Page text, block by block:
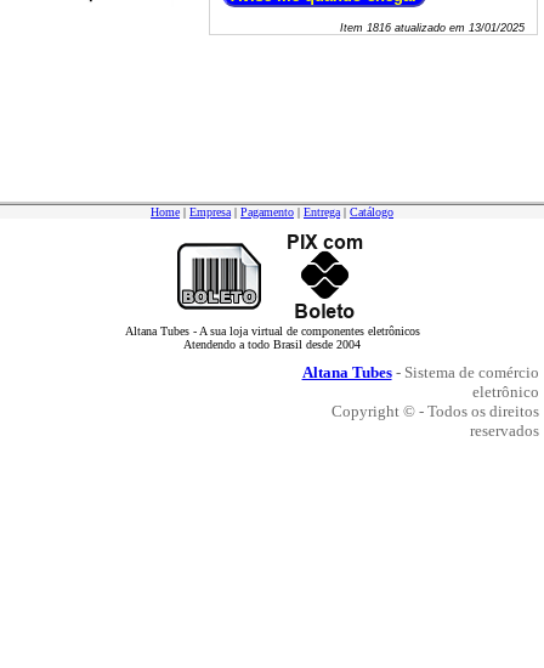
Item 1816atualizado em 13/01/2025
Home | Empresa | Pagamento | Entrega | Catálogo
Altana Tubes - A sua loja virtual de componentes eletrônicos
Atendendo a todo Brasil desde 2004
Altana Tubes- Sistema de comércio
eletrônico
Copyright © - Todos os direitos
reservados